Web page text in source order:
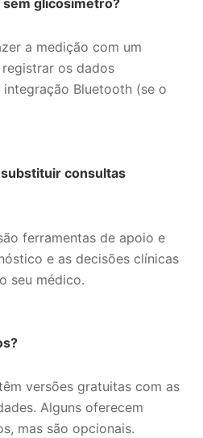
sem glicosímetro?
a medição com um
os dados
Bluetooth (se o
consultas
ferramentas de apoio e
e as decisões clínicas
seu médico.
versões gratuitas com as
Alguns oferecem
mas são opcionais.